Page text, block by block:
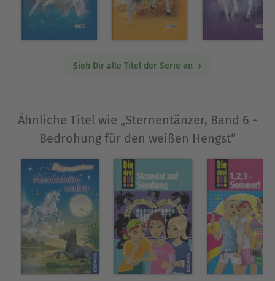
Sieh Dir alle Titel der Serie an
Ähnliche Titel wie „Sternentänzer, Band 6 -
Bedrohung für den weißen Hengst“